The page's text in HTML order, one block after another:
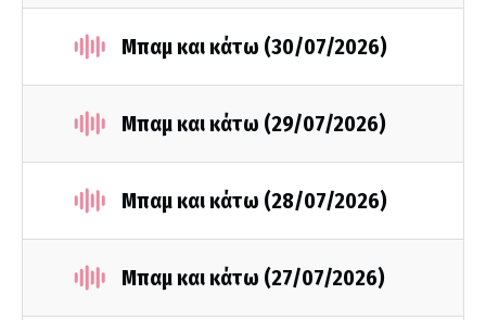
Μπαμ και κάτω (30/07/2026)
Μπαμ και κάτω (29/07/2026)
Μπαμ και κάτω (28/07/2026)
Μπαμ και κάτω (27/07/2026)